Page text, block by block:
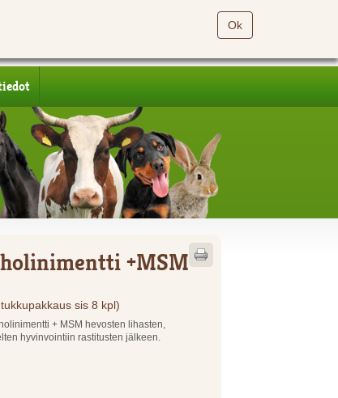
Ok
+MSM
sis 8 kpl)
+ MSM hevosten lihasten,
hyvinvointiin rastitusten jälkeen.